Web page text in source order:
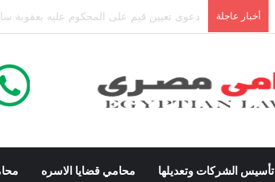
أخبار عاجلة شراء العقارات داخل الكومباوندات تحت
تأسيس الشركات وتعديلها محامي قضايا الاسره